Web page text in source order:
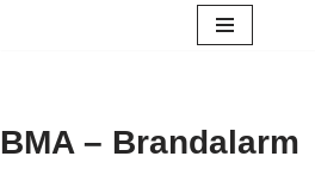
BMA – Brandalarm